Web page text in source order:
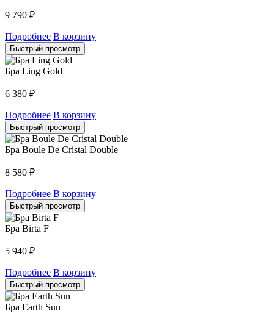
9 790 ₽
Подробнее В корзину
Быстрый просмотр
Бра Ling Gold
6 380 ₽
Подробнее В корзину
Быстрый просмотр
Бра Boule De Cristal Double
8 580 ₽
Подробнее В корзину
Быстрый просмотр
Бра Birta F
5 940 ₽
Подробнее В корзину
Быстрый просмотр
Бра Earth Sun